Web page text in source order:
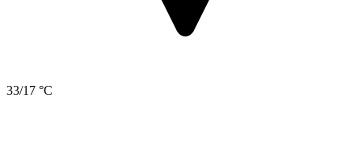
33/17 °C